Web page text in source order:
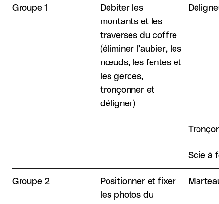
Groupe 1
Débiter les
montants et les
traverses du coffre
((éliminer l’aubier, les
nœuds, les fentes et
les gerces,
tronçonner et
déligner))
Scie à
Groupe 2
Positionner et fixer
les photos du